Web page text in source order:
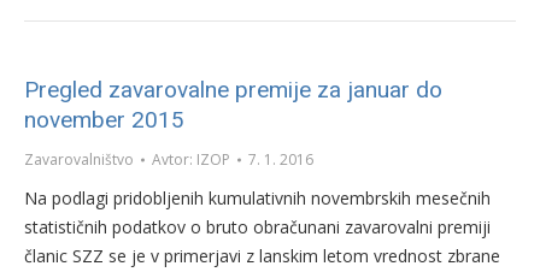
Pregled zavarovalne premije za januar do
november 2015
Zavarovalništvo Avtor: IZOP 7. 1. 2016
Na podlagi pridobljenih kumulativnih novembrskih mesečnih
statističnih podatkov o bruto obračunani zavarovalni premiji
članic SZZ se je v primerjavi z lanskim letom vrednost zbrane